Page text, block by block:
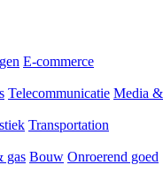
E-commerce
Telecommunicatie Media &
Transportation
gas Bouw Onroerend goed